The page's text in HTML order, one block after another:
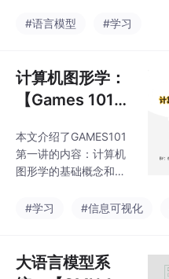
冷启动SFT+智能体RL
r）
结构，通过自注意力机
括词嵌入、位置编码、
多头注意力（通过缩放
点积计算并分割多个
LU激活）以及残差连接
与层归一化。解码器使
用掩码注意力防止信息
损失函数，原始模型配
#语言模型 #学习
计算机图形学：
【Games 101】
图形学概述和线
代基础
本文介绍了GAMES101
第一讲的内容：计算机
图形学的基础概念和应
性代数的核心知识。图
泛应用于游戏、电影、
设计、数据可视化、V
#学习 #信息可视化
大语言模型系